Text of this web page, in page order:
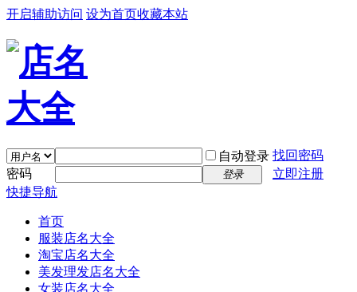
开启辅助访问 设为首页收藏本站
自动登录 找回密码
密码
登录
立即注册
快捷导航
首页
服装店名大全
淘宝店名大全
美发理发店名大全
女装店名大全